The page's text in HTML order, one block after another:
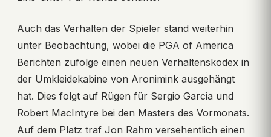
Auch das Verhalten der Spieler stand weiterhin
unter Beobachtung, wobei die PGA of America
Berichten zufolge einen neuen Verhaltenskodex in
der Umkleidekabine von Aronimink ausgehängt
hat. Dies folgt auf Rügen für Sergio Garcia und
Robert MacIntyre bei den Masters des Vormonats.
Auf dem Platz traf Jon Rahm versehentlich einen